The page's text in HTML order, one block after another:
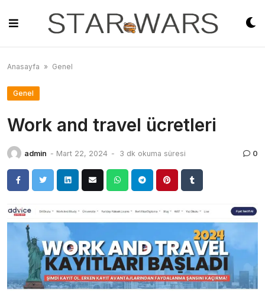
content
Anasayfa » Genel
Genel
Work and travel ücretleri
admin - Mart 22, 2024 - 3 dk okuma süresi 0